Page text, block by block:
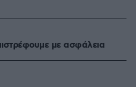
με ασφάλεια